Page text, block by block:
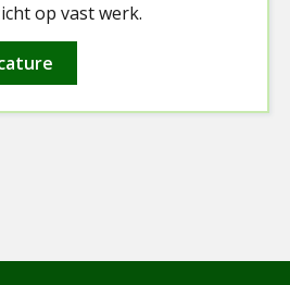
op vast werk.